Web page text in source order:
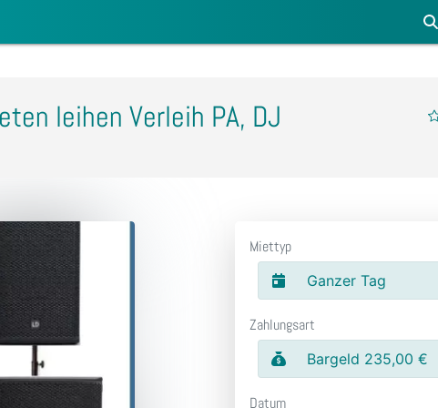
leihen Verleih PA, DJ
Miettyp
Ganzer Tag
Zahlungsart
Bargeld 235,00 €
Datum